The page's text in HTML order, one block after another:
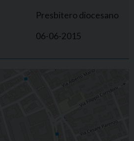
Presbitero diocesano
06-06-2015